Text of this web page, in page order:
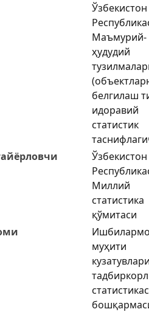
Ўзбекистон
Маъмурий-
ҳудудий
белгилаш
идоравий
статистик
Ўзбекистон
Миллий
статистика
қўмитаси
муҳити